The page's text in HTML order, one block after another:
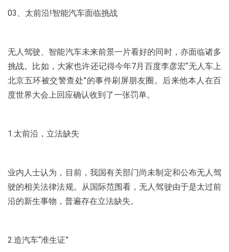
03、太前沿!智能汽车面临挑战
无人驾驶、智能汽车未来前景一片看好的同时，亦面临诸多
挑战。比如，大家也许还记得今年7月百度李彦宏“无人车上
北京五环被交警查处”的事件刷屏朋友圈。后来他本人在百
度世界大会上回应确认收到了一张罚单。
1.太前沿，立法缺失
业内人士认为，目前，我国有关部门尚未制定和公布无人驾
驶的相关法律法规。从国际范围看，无人驾驶由于是太过前
沿的新生事物，普遍存在立法缺失。
2.造汽车“准生证”